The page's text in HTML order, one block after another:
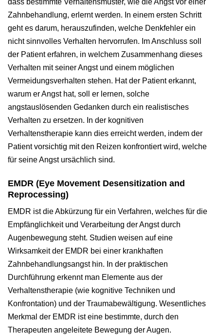
dass bestimmte Verhaltensmuster, wie die Angst vor einer
Zahnbehandlung, erlernt werden. In einem ersten Schritt
geht es darum, herauszufinden, welche Denkfehler ein
nicht sinnvolles Verhalten hervorrufen. Im Anschluss soll
der Patient erfahren, in welchem Zusammenhang dieses
Verhalten mit seiner Angst und einem möglichen
Vermeidungsverhalten stehen. Hat der Patient erkannt,
warum er Angst hat, soll er lernen, solche
angstauslösenden Gedanken durch ein realistisches
Verhalten zu ersetzen. In der kognitiven
Verhaltenstherapie kann dies erreicht werden, indem der
Patient vorsichtig mit den Reizen konfrontiert wird, welche
für seine Angst ursächlich sind.
EMDR (Eye Movement Desensitization and
Reprocessing)
EMDR ist die Abkürzung für ein Verfahren, welches für die
Empfänglichkeit und Verarbeitung der Angst durch
Augenbewegung steht. Studien weisen auf eine
Wirksamkeit der EMDR bei einer krankhaften
Zahnbehandlungsangst hin. In der praktischen
Durchführung erkennt man Elemente aus der
Verhaltenstherapie (wie kognitive Techniken und
Konfrontation) und der Traumabewältigung. Wesentliches
Merkmal der EMDR ist eine bestimmte, durch den
Therapeuten angeleitete Bewegung der Augen.